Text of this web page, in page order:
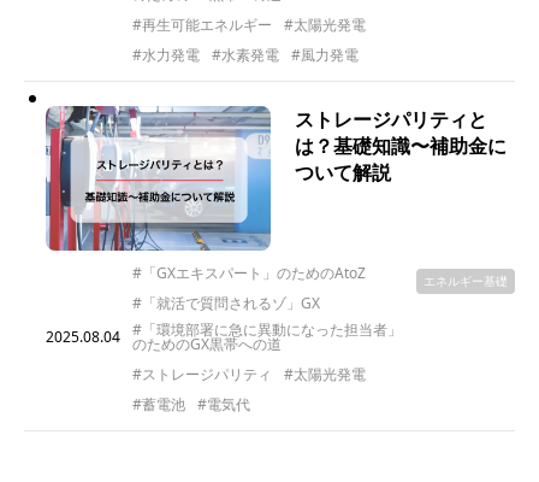
#再生可能エネルギー
#太陽光発電
#水力発電
#水素発電 #風力発電
ストレージパリティと
は？基礎知識〜補助金に
ついて解説
2025.08.04
#「GXエキスパート」のためのAtoZ
#「就活で質問されるゾ」GX
#「環境部署に急に異動になった担当者」
のためのGX黒帯への道
#ストレージパリティ
#太陽光発電
#蓄電池
#電気代
エネルギー基礎